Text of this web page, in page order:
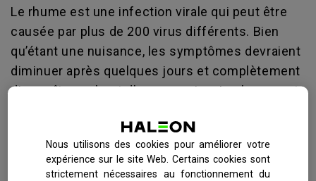
Le rhume est une infection virale qui peut être
causée par plus de 200 virus différents. Bien
qu’étant une nuisance, les symptômes devraient
diminuer après quelques jours et complètement
disparaître au bout d’une semaine. Le rhume est
qui se répand facilement dans l’air sec. C’est
pourquoi beaucoup plus de personnes souffrent
de rhume durant l’hiver ; ce n’est pas l’air frais qui
Nous utilisons des cookies pour améliorer votre
expérience sur le site Web. Certains cookies sont
strictement nécessaires au fonctionnement du